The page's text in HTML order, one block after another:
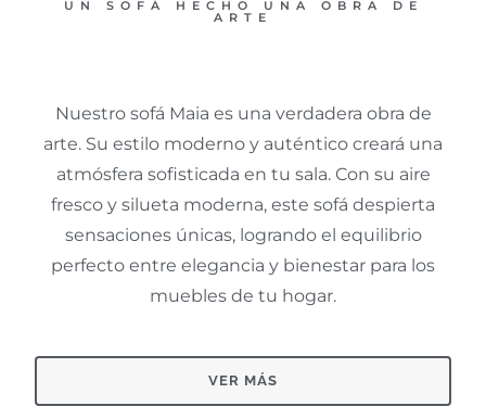
UN SOFÁ HECHO UNA OBRA DE
ARTE
Nuestro sofá Maia es una verdadera obra de
arte. Su estilo moderno y auténtico creará una
atmósfera sofisticada en tu sala. Con su aire
fresco y silueta moderna, este sofá despierta
sensaciones únicas, logrando el equilibrio
perfecto entre elegancia y bienestar para los
muebles de tu hogar.
VER MÁS